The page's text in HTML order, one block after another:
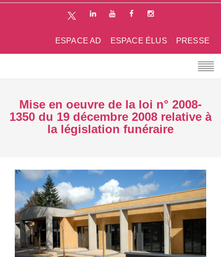
PRESSE
ESPACE ÉLUS
ESPACE AD
Mise en oeuvre de la loi n° 2008-
1350 du 19 décembre 2008 relative à
la législation funéraire